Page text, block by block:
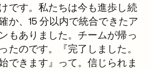
です。私たちは今も進歩し続
か、15 分以内で統合できたア
もありました。チームが帰っ
たのです。『完了しました。
できます』って。信じられま